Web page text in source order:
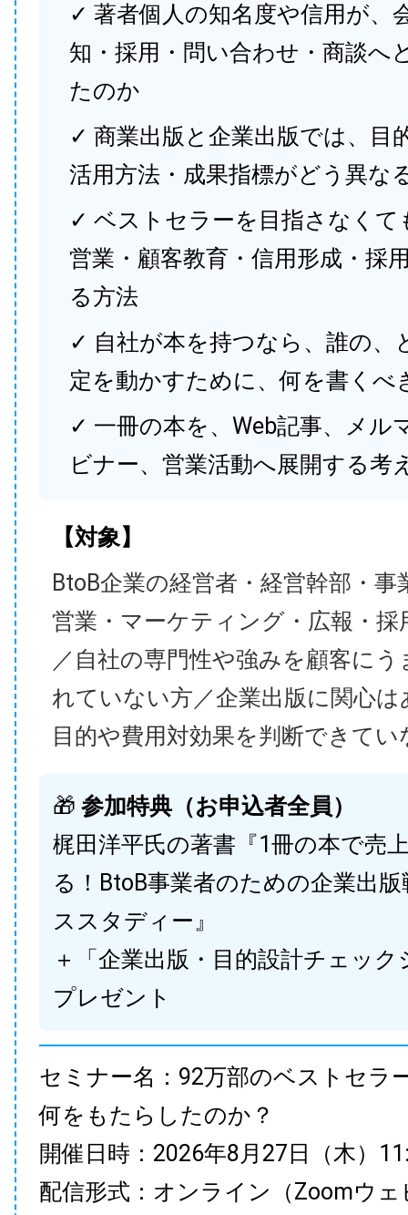
✓ 著者個人の知名度や信用が、
知・採用・問い合わせ・商談へ
たのか
✓ 商業出版と企業出版では、目
活用方法・成果指標がどう異な
✓ ベストセラーを目指さなくて
営業・顧客教育・信用形成・採
る方法
✓ 自社が本を持つなら、誰の、
定を動かすために、何を書くべ
✓ 一冊の本を、Web記事、メル
ビナー、営業活動へ展開する考
【対象】
BtoB企業の経営者・経営幹部・事
営業・マーケティング・広報・採
／自社の専門性や強みを顧客に
れていない方／企業出版に関心
目的や費用対効果を判断できてい
🎁 参加特典（お申込者全員）
梶田洋平氏の著書『1冊の本で売
る！BtoB事業者のための企業出
ススタディー』
＋「企業出版・目的設計チェック
プレゼント
セミナー名：92万部のベストセラ
何をもたらしたのか？
開催日時：2026年8月27日（木）
配信形式：オンライン（Zoomウェ